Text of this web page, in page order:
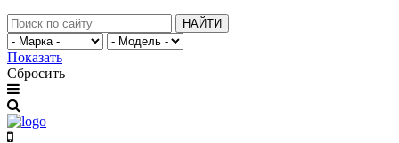
НАЙТИ
Показать
Сбросить